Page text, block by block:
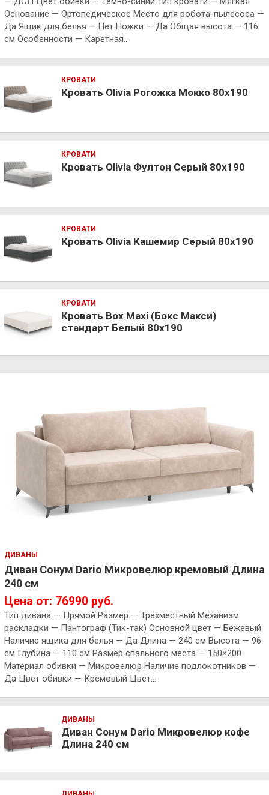
Основание — Ортопедическое Место для робота-пылесоса —
Да Ящик для белья — Нет Ножки — Да Общая высота — 116
см Особенности — Каретная…
КРОВАТИ
Кровать Olivia Рогожка Мокко 80х190
КРОВАТИ
Кровать Olivia Фултон Серый 80х190
КРОВАТИ
Кровать Olivia Кашемир Серый 80х190
КРОВАТИ
Кровать Box Maxi (Бокс Макси)
стандарт Белый 80х190
ДИВАНЫ
Диван Сонум Dario Микровелюр кремовый Длина
240 см
Цена от: 76990 руб.
Тип дивана — Прямой Размер — Трехместный Механизм
раскладки — Пантограф (Тик-так) Основной цвет — Бежевый
Наличие ящика для белья — Да Длина — 240 см Высота — 96
см Глубина — 110 см Размер спального места — 150×200
Материал обивки — Микровелюр Наличие подлокотников —
Да Цвет обивки — Кремовый Цвет…
ДИВАНЫ
Диван Сонум Dario Микровелюр кофе
Длина 240 см